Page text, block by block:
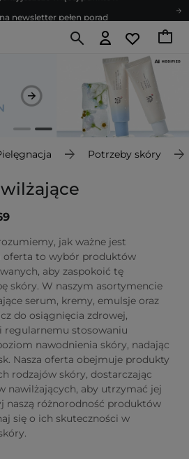
kosmetologiczne
jeszcze więcej punktów
newsletter pełen porad
Potrzeby skóry
jak ważne jest
oferta to wybór produktów
aby zaspokoić tę
skóry. W naszym asortymencie
serum, kremy, emulsje oraz
do osiągnięcia zdrowej,
regularnemu stosowaniu
nawodnienia skóry, nadając
Nasza oferta obejmuje produkty
rodzajów skóry, dostarczając
nawilżających, aby utrzymać jej
naszą różnorodność produktów
się o ich skuteczności w